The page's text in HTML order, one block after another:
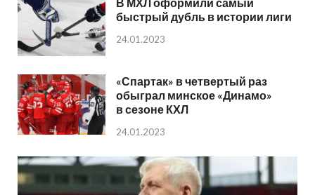
быстрый дубль в истории лиги
24.01.2023
«Спартак» в четвертый раз
обыграл минское «Динамо»
в сезоне КХЛ
24.01.2023